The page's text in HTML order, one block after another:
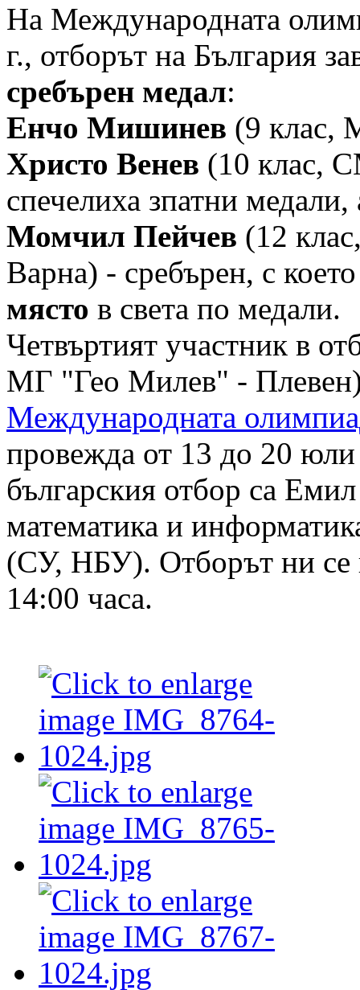
На Международната
г., отборът на България
сребърен медал:
Енчо Мишинев (9 клас,
Христо Венев (10 клас,
спечелиха зпатни медали,
Момчил Пейчев (12
Варна) - сребърен, с
място в света по медали.
Четвъртият участник в
МГ "Гео Милев" -
Международната
провежда от 13 до 20
българския отбор са
математика и
(СУ, НБУ). Отборът ни се
14:00 часа.